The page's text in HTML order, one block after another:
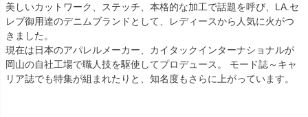
美しいカットワーク、ステッチ、本格的な加工で話題を呼び、LA.セ
レブ御用達のデニムブランドとして、レディースから人気に火がつ
きました。
現在は日本のアパレルメーカー、カイタックインターナショナルが
岡山の自社工場で職人技を駆使してプロデュース。 モード誌～キャ
リア誌でも特集が組まれたりと、知名度もさらに上がっています。